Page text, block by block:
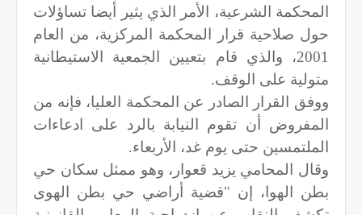
المحكمة الشرعية، الأمر الذي يثير أيضا تساؤلات
حول صلاحية قرار المحكمة المركزية، من العام
2001، والذي قام بتعيين الجمعية الاستيطانية
متولية على الوقف.
ووفق القرار الصادر عن المحكمة العليا، فإنه من
المفروض أن تقوم النيابة بالرد على ادعاءات
الملتمسين حتى يوم غد، الأربعاء.
وقال المحامي يزيد قعوار، وهو ممثل سكان حي
بطن الهوا، إن "قضية أراضي حي بطن الهوى